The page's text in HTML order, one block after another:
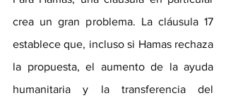
crea un gran problema. La cláusula 17
establece que, incluso si Hamas rechaza
la propuesta, el aumento de la ayuda
humanitaria y la transferencia del